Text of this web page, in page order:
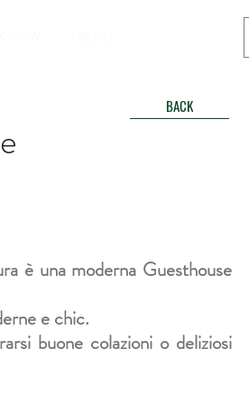
BACK
è una moderna Guesthouse
e chic.
buone colazioni o deliziosi